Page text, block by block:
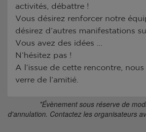
activités, débattre !
Vous désirez renforcer notre
désirez d’autres manifestations
Vous avez des idées …
N’hésitez pas !
A l’issue de cette rencontre,
verre de l’amitié.
*Évènement sous réserve de
d'annulation. Contactez les organisateurs